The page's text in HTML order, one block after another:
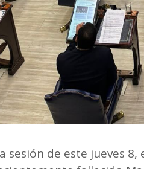
sesión de este jueves